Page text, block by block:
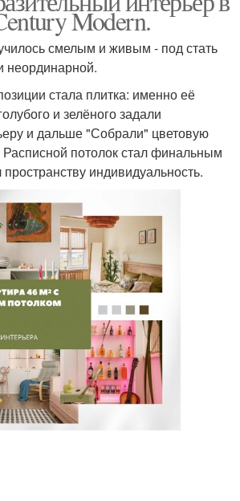
Modern.
смелым и живым - под стать
неординарной.
стала плитка: именно её
и зелёного задали
и дальше "Собрали" цветовую
Расписной потолок стал финальным
индивидуальность.